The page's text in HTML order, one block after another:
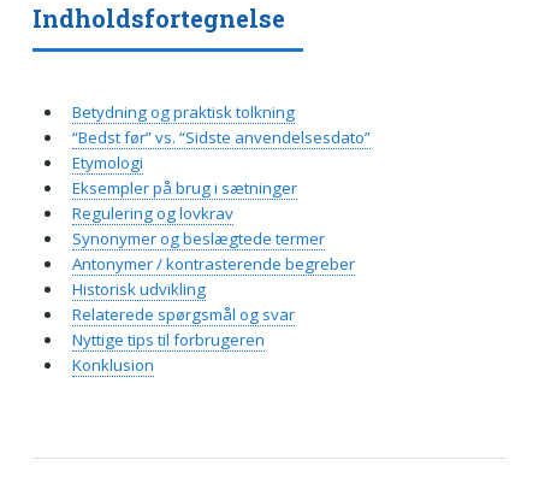
Indholdsfortegnelse
Betydning og praktisk tolkning
“Bedst før” vs. “Sidste anvendelsesdato”
Etymologi
Eksempler på brug i sætninger
Regulering og lovkrav
Synonymer og beslægtede termer
Antonymer / kontrasterende begreber
Historisk udvikling
Relaterede spørgsmål og svar
Nyttige tips til forbrugeren
Konklusion